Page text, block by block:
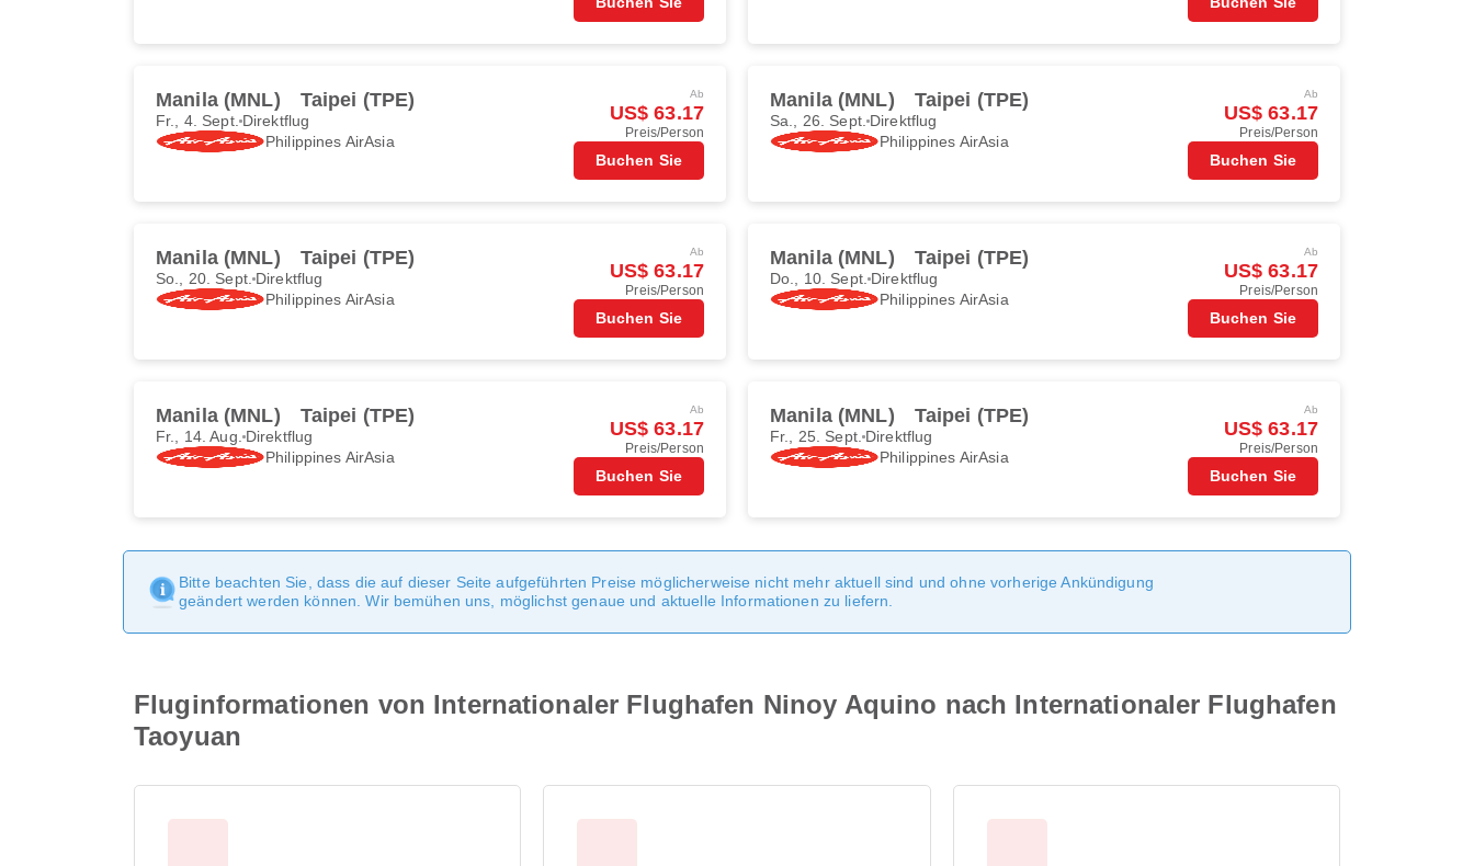
Manila (MNL) Taipei (TPE)
Fr., 4. Sept. Direktflug
Philippines AirAsia
Ab
US$ 63.17
Preis/Person
Buchen Sie
Manila (MNL) Taipei (TPE)
Sa., 26. Sept. Direktflug
Philippines AirAsia
Ab
US$ 63.17
Preis/Person
Buchen Sie
Manila (MNL) Taipei (TPE)
So., 20. Sept. Direktflug
Philippines AirAsia
Ab
US$ 63.17
Preis/Person
Buchen Sie
Manila (MNL) Taipei (TPE)
Do., 10. Sept. Direktflug
Philippines AirAsia
Ab
US$ 63.17
Preis/Person
Buchen Sie
Manila (MNL) Taipei (TPE)
Fr., 14. Aug. Direktflug
Philippines AirAsia
Ab
US$ 63.17
Preis/Person
Buchen Sie
Manila (MNL) Taipei (TPE)
Fr., 25. Sept. Direktflug
Philippines AirAsia
Ab
US$ 63.17
Preis/Person
Buchen Sie
Bitte beachten Sie, dass die auf dieser Seite aufgeführten Preise möglicherweise nicht mehr aktuell sind und ohne vorherige Ankündigung
geändert werden können. Wir bemühen uns, möglichst genaue und aktuelle Informationen zu liefern.
Fluginformationen von Internationaler Flughafen Ninoy Aquino nach Internationaler Flughafen
Taoyuan